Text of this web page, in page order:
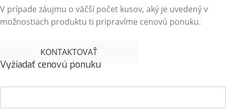
V prípade záujmu o väčší počet kusov, aký je uvedený v
možnostiach produktu ti pripravíme cenovú ponuku.
KONTAKTOVAŤ
Vyžiadať cenovú ponuku